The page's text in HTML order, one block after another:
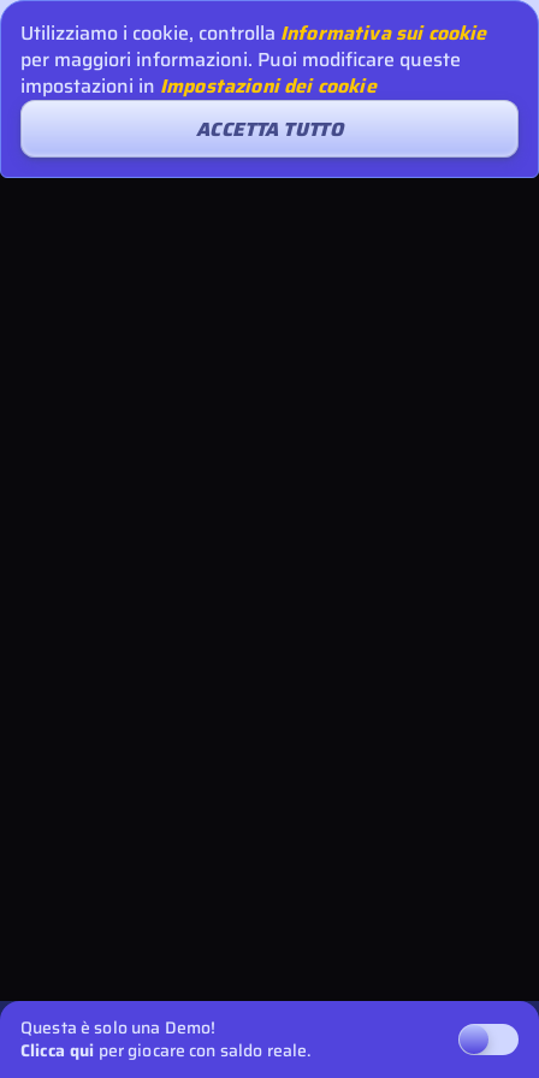
Questa è solo una Demo!
Clicca qui per giocare con saldo reale.
Utilizziamo i cookie, controlla Informativa sui cookie
per maggiori informazioni. Puoi modificare queste
impostazioni in Impostazioni dei cookie
ACCETTA TUTTO